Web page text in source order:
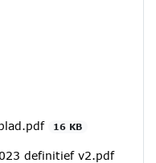
16 KB
definitief v2.pdf